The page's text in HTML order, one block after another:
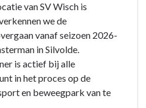
van SV Wisch is
we de
vanaf seizoen 2026-
in Silvolde.
is actief bij alle
in het proces op de
en beweegpark van te